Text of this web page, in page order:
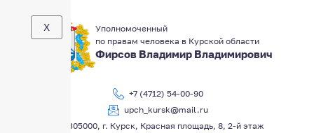
Уполномоченный
по правам человека в Курской области
Фирсов Владимир Владимирович
+7 (4712) 54-00-90
upch_kursk@mail.ru
305000, г. Курск, Красная площадь, 8, 2-й этаж
X